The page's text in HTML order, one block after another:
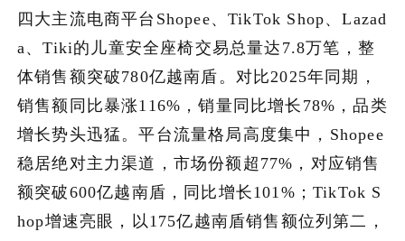
四大主流电商平台Shopee、TikTok Shop、Lazad
a、Tiki的儿童安全座椅交易总量达7.8万笔，整
体销售额突破780亿越南盾。对比2025年同期，
销售额同比暴涨116%，销量同比增长78%，品类
增长势头迅猛。平台流量格局高度集中，Shopee
稳居绝对主力渠道，市场份额超77%，对应销售
额突破600亿越南盾，同比增长101%；TikTok S
hop增速亮眼，以175亿越南盾销售额位列第二，